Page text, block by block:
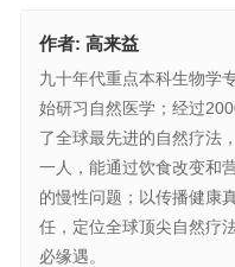
作者: 高来益
九十年代重点本科生物学
始研习自然医学；经过
了全球最先进的自然疗法
一人，能通过饮食改变和
的慢性问题；以传播健康
任，定位全球顶尖自然疗
必缘遇。